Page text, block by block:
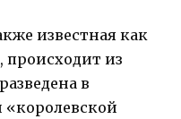
известная как
происходит из
в
«королевской